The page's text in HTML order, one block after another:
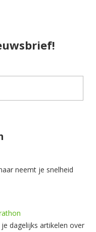
neemt je snelheid
je dagelijks artikelen over